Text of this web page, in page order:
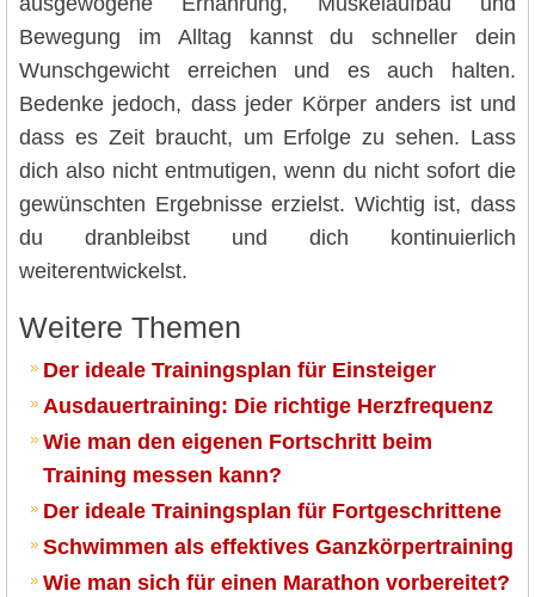
Bewegung im Alltag kannst du schneller dein
Wunschgewicht erreichen und es auch halten.
Bedenke jedoch, dass jeder Körper anders ist und
dass es Zeit braucht, um Erfolge zu sehen. Lass
dich also nicht entmutigen, wenn du nicht sofort die
gewünschten Ergebnisse erzielst. Wichtig ist, dass
du dranbleibst und dich kontinuierlich
weiterentwickelst.
Weitere Themen
Der ideale Trainingsplan für Einsteiger
Ausdauertraining: Die richtige Herzfrequenz
Wie man den eigenen Fortschritt beim
Training messen kann?
Der ideale Trainingsplan für Fortgeschrittene
Schwimmen als effektives Ganzkörpertraining
Wie man sich für einen Marathon vorbereitet?